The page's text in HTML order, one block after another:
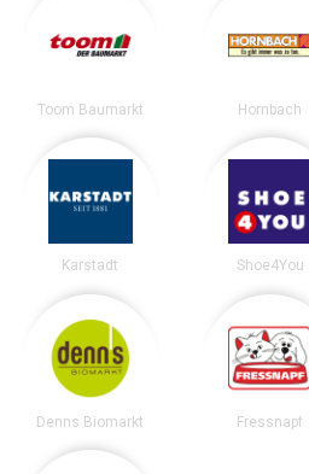
Toom Baumarkt Hornbach
Karstadt Shoe4You
Denns Biomarkt Fressnapf